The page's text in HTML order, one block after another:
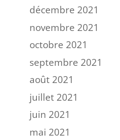
décembre 2021
novembre 2021
octobre 2021
septembre 2021
août 2021
juillet 2021
juin 2021
mai 2021